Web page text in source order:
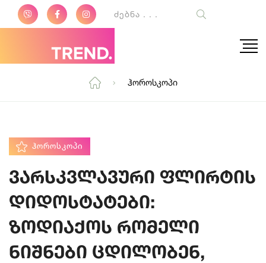
Ჰოროსკოპი
ᲰᲝᲠᲝᲡᲙᲝᲞᲘ
ვარსკვლავური ფლირტის
დიდოსტატები:
ზოდიაქოს რომელი
ნიშნები ცდილობენ,